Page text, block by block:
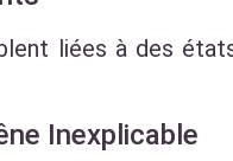
liées à des
Inexplicable